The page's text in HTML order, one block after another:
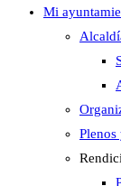
Mi
Plenos